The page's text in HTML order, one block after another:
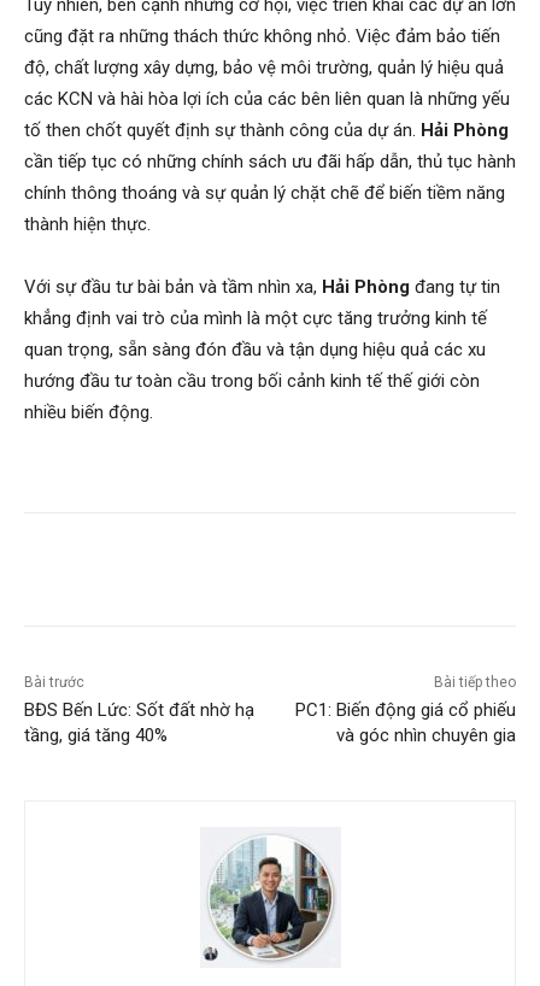
Tuy nhiên, bên cạnh những cơ hội, việc triển khai các dự án lớn
cũng đặt ra những thách thức không nhỏ. Việc đảm bảo tiến
độ, chất lượng xây dựng, bảo vệ môi trường, quản lý hiệu quả
các KCN và hài hòa lợi ích của các bên liên quan là những yếu
tố then chốt quyết định sự thành công của dự án. Hải Phòng
cần tiếp tục có những chính sách ưu đãi hấp dẫn, thủ tục hành
chính thông thoáng và sự quản lý chặt chẽ để biến tiềm năng
thành hiện thực.
Với sự đầu tư bài bản và tầm nhìn xa, Hải Phòng đang tự tin
khẳng định vai trò của mình là một cực tăng trưởng kinh tế
quan trọng, sẵn sàng đón đầu và tận dụng hiệu quả các xu
hướng đầu tư toàn cầu trong bối cảnh kinh tế thế giới còn
nhiều biến động.
Bài trước
BĐS Bến Lức: Sốt đất nhờ hạ
tầng, giá tăng 40%
Bài tiếp theo
PC1: Biến động giá cổ phiếu
và góc nhìn chuyên gia